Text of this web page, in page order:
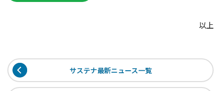
以上
サステナ最新ニュース一覧